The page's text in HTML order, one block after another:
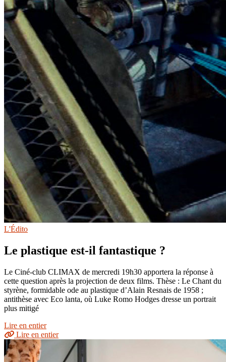
L'Édito
Le plastique est-il fantastique ?
Le Ciné-club CLIMAX de mercredi 19h30 apportera la réponse à
cette question après la projection de deux films. Thèse : Le Chant du
styrène, formidable ode au plastique d’Alain Resnais de 1958 ;
antithèse avec Eco lanta, où Luke Romo Hodges dresse un portrait
plus mitigé
Lire en entier
Lire en entier